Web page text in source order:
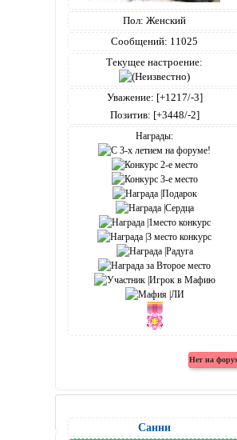
Пол: Женский
Сообщений: 11025
Текущее настроение:
Уважение: [+1217/-3]
Позитив: [+3448/-2]
Награды:
Санни